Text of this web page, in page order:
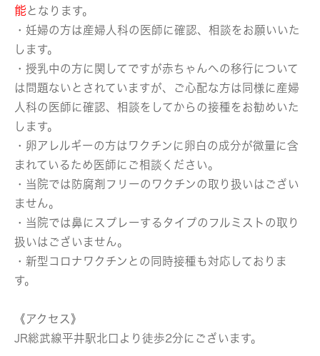
能 となります。
・妊婦の方は産婦人科の医師に確認、相談をお願いいた
します。
・授乳中の方に関してですが赤ちゃんへの移行について
は問題ないとされていますが、ご心配な方は同様に産婦
人科の医師に確認、相談をしてからの接種をお勧めいた
します。
・卵アレルギーの方はワクチンに卵白の成分が微量に含
まれているため医師にご相談ください。
・当院では防腐剤フリーのワクチンの取り扱いはござい
ません。
・当院では鼻にスプレーするタイプのフルミストの取り
扱いはございません。
・新型コロナワクチンとの同時接種も対応しておりま
す。
《アクセス》
JR総武線平井駅北口より徒歩2分にございます。